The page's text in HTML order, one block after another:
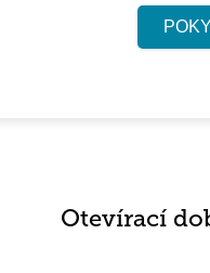
Otevírací